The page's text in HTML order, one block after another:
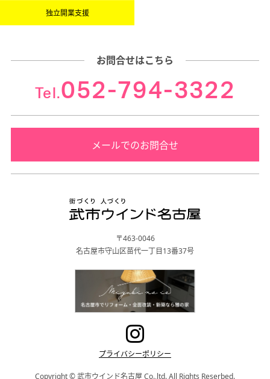
独立開業支援
お問合せはこちら
Tel.052-794-3322
メールでのお問合せ
〒463-0046
名古屋市守山区苗代一丁目13番37号
プライバシーポリシー
Copyright © 武市ウインド名古屋 Co.,ltd. All Rights Reserbed.